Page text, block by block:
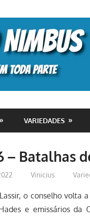
VARIEDADES
– Batalhas
Vinicius
o conselho volta
e emissários da